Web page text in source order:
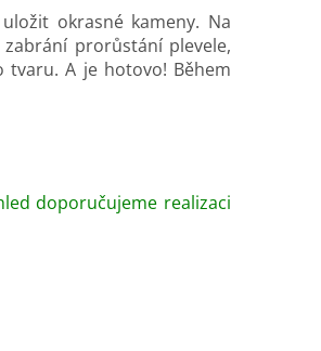
okrasné kameny. Na
prorůstání plevele,
tvaru. A je hotovo! Během
doporučujeme realizaci